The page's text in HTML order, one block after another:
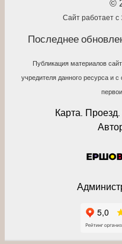
©
Сайт работает с
Последнее
Публикация материалов
учредителя данного ресурса и
Карта.